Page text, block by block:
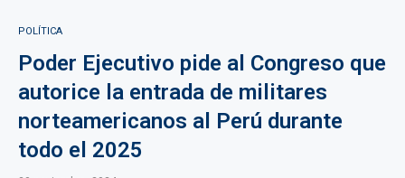
POLÍTICA
Poder Ejecutivo pide al Congreso que
autorice la entrada de militares
norteamericanos al Perú durante
todo el 2025